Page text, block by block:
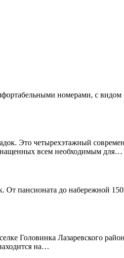
номерами, с
Это четырехэтажный
всем необходимым для…
От пансионата до набережной
Головинка Лазаревского
на…